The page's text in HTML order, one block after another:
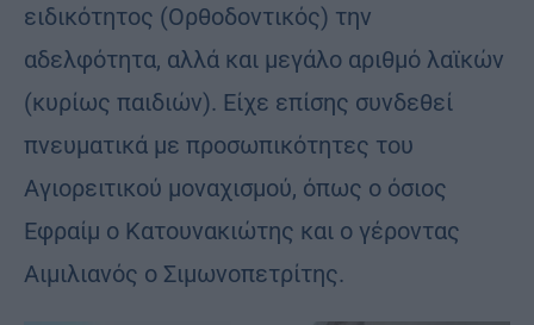
ειδικότητος (Ορθοδοντικός) την
αδελφότητα, αλλά και μεγάλο αριθμό λαϊκών
(κυρίως παιδιών). Είχε επίσης συνδεθεί
πνευματικά με προσωπικότητες του
Αγιορειτικού μοναχισμού, όπως ο όσιος
Εφραίμ ο Κατουνακιώτης και ο γέροντας
Αιμιλιανός ο Σιμωνοπετρίτης.